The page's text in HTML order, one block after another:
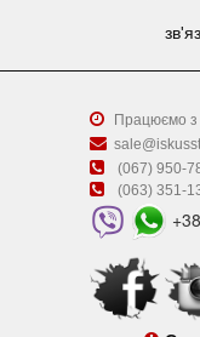
Працюємо з
(067) 950-
(063) 351-